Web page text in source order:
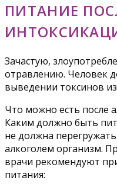
ПИТАНИЕ
Зачастую,
отравлению. Человек
выведении токсинов
Что можно есть после
Каким должно быть
не должна
алкоголем организм.
врачи рекомендуют
питания: